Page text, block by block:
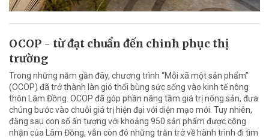
OCOP - từ đạt chuẩn đến chinh phục thị
trường
Trong những năm gần đây, chương trình “Mỗi xã một sản phẩm”
(OCOP) đã trở thành làn gió thổi bùng sức sống vào kinh tế nông
thôn Lâm Đồng. OCOP đã góp phần nâng tầm giá trị nông sản, đưa
chúng bước vào chuỗi giá trị hiện đại với diện mạo mới. Tuy nhiên,
đằng sau con số ấn tượng với khoảng 950 sản phẩm được công
nhận của Lâm Đồng, vẫn còn đó những trăn trở về hành trình đi tìm